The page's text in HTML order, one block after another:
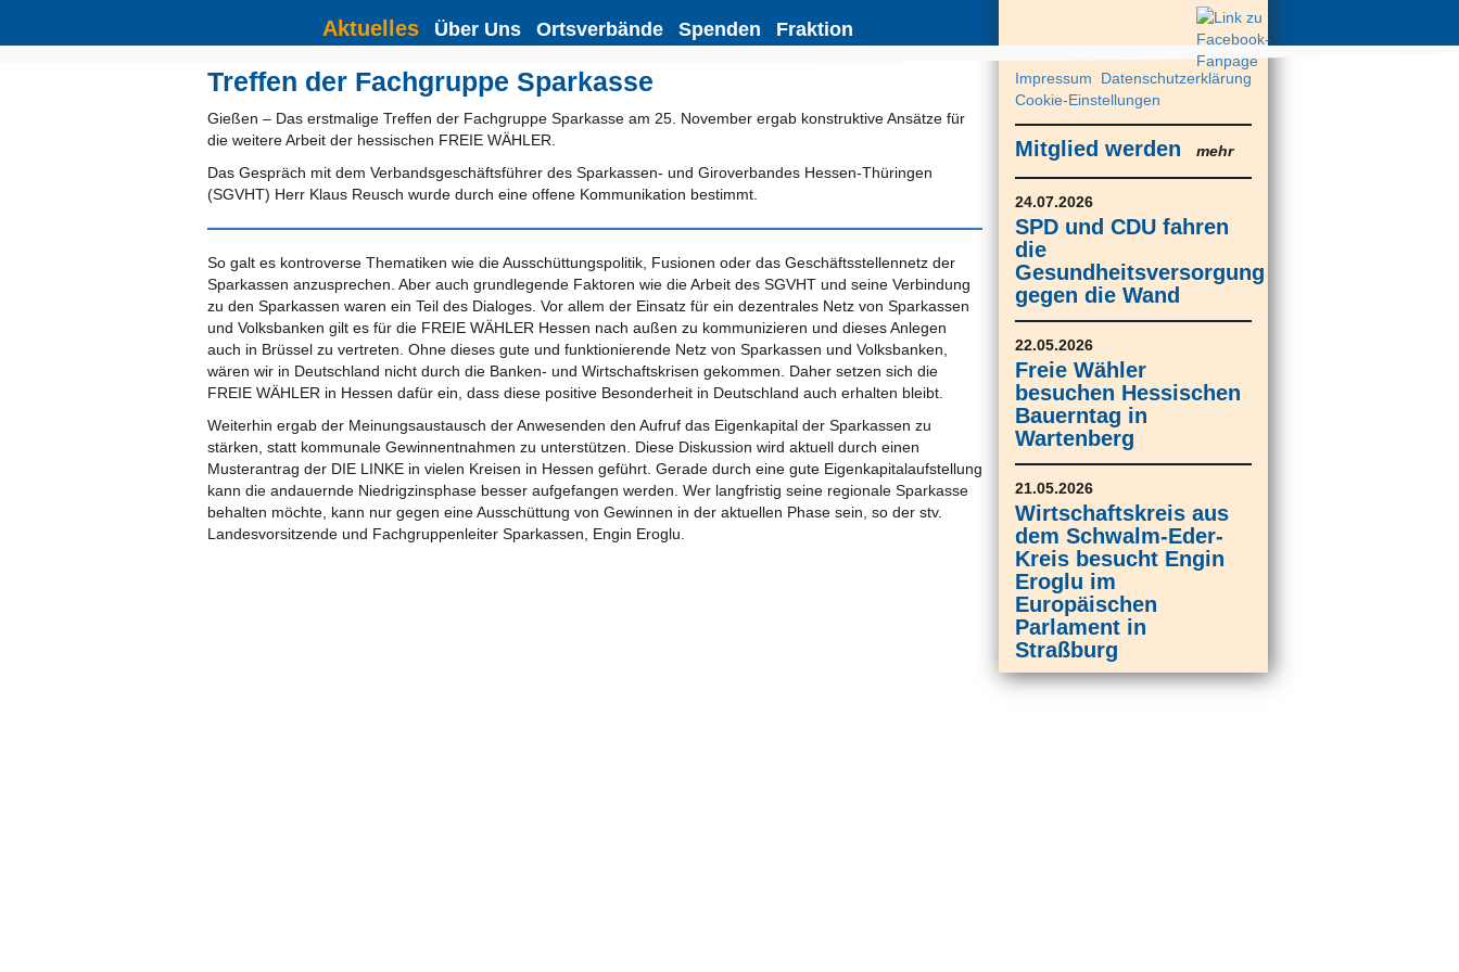
Aktuelles Über Uns Ortsverbände Spenden Fraktion
Treffen der Fachgruppe Sparkasse
Gießen – Das erstmalige Treffen der Fachgruppe Sparkasse am 25. November ergab konstruktive Ansätze für
die weitere Arbeit der hessischen FREIE WÄHLER.
Das Gespräch mit dem Verbandsgeschäftsführer des Sparkassen- und Giroverbandes Hessen-Thüringen
(SGVHT) Herr Klaus Reusch wurde durch eine offene Kommunikation bestimmt.
So galt es kontroverse Thematiken wie die Ausschüttungspolitik, Fusionen oder das Geschäftsstellennetz der
Sparkassen anzusprechen. Aber auch grundlegende Faktoren wie die Arbeit des SGVHT und seine Verbindung
zu den Sparkassen waren ein Teil des Dialoges. Vor allem der Einsatz für ein dezentrales Netz von Sparkassen
und Volksbanken gilt es für die FREIE WÄHLER Hessen nach außen zu kommunizieren und dieses Anlegen
auch in Brüssel zu vertreten. Ohne dieses gute und funktionierende Netz von Sparkassen und Volksbanken,
wären wir in Deutschland nicht durch die Banken- und Wirtschaftskrisen gekommen. Daher setzen sich die
FREIE WÄHLER in Hessen dafür ein, dass diese positive Besonderheit in Deutschland auch erhalten bleibt.
Weiterhin ergab der Meinungsaustausch der Anwesenden den Aufruf das Eigenkapital der Sparkassen zu
stärken, statt kommunale Gewinnentnahmen zu unterstützen. Diese Diskussion wird aktuell durch einen
Musterantrag der DIE LINKE in vielen Kreisen in Hessen geführt. Gerade durch eine gute Eigenkapitalaufstellung
kann die andauernde Niedrigzinsphase besser aufgefangen werden. Wer langfristig seine regionale Sparkasse
behalten möchte, kann nur gegen eine Ausschüttung von Gewinnen in der aktuellen Phase sein, so der stv.
Landesvorsitzende und Fachgruppenleiter Sparkassen, Engin Eroglu.
Impressum
Datenschutzerklärung
Cookie-Einstellungen
Mitglied werden mehr
24.07.2026
SPD und CDU fahren
die
Gesundheitsversorgung
gegen die Wand
22.05.2026
Freie Wähler
besuchen Hessischen
Bauerntag in
Wartenberg
21.05.2026
Wirtschaftskreis aus
dem Schwalm-Eder-
Kreis besucht Engin
Eroglu im
Europäischen
Parlament in
Straßburg